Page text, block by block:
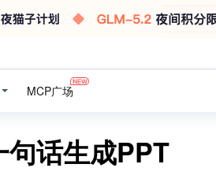
MCP广场
话生成PPT